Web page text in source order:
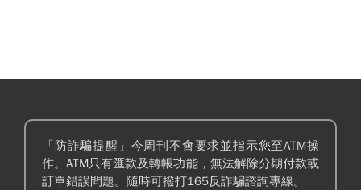
「防詐騙提醒」今周刊不會要求並指示您至ATM操
作。ATM只有匯款及轉帳功能，無法解除分期付款或
訂單錯誤問題。隨時可撥打165反詐騙諮詢專線。